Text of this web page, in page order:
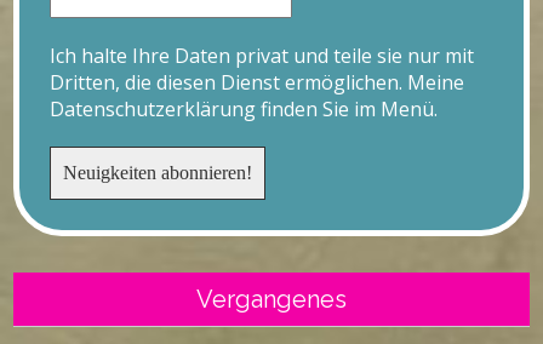
Ich halte Ihre Daten privat und teile sie nur mit
Dritten, die diesen Dienst ermöglichen. Meine
Datenschutzerklärung finden Sie im Menü.
Vergangenes